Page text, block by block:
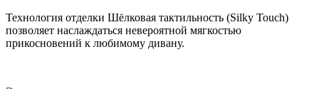
Технология отделки Шёлковая тактильность (Silky Touch)
позволяет наслаждаться невероятной мягкостью
прикосновений к любимому дивану.